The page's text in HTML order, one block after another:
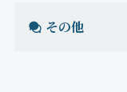
その他